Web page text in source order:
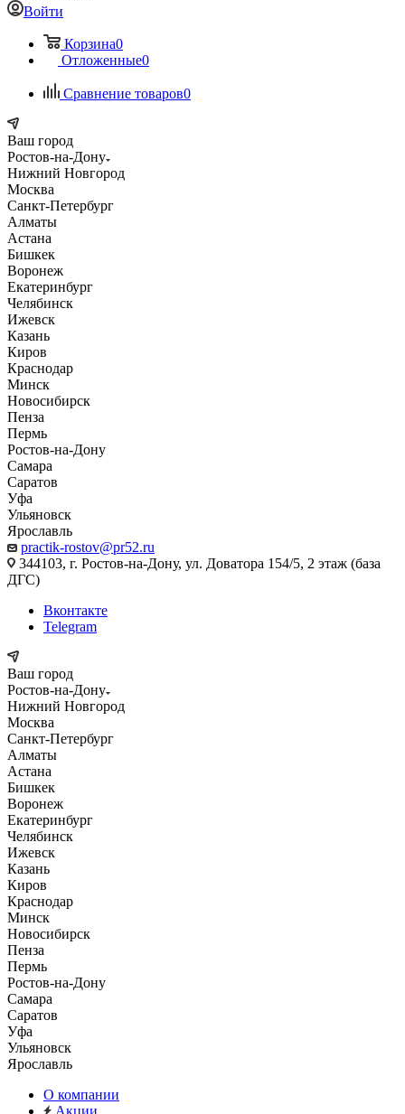
Войти
Корзина0
Отложенные0
Сравнение товаров0
Ваш город
Ростов-на-Дону
Нижний Новгород
Москва
Санкт-Петербург
Алматы
Астана
Бишкек
Воронеж
Екатеринбург
Челябинск
Ижевск
Казань
Киров
Краснодар
Минск
Новосибирск
Пенза
Пермь
Ростов-на-Дону
Самара
Саратов
Уфа
Ульяновск
Ярославль
practik-rostov@pr52.ru
344103, г. Ростов-на-Дону, ул. Доватора 154/5, 2 этаж (база
ДГС)
Вконтакте
Telegram
Ваш город
Ростов-на-Дону
Нижний Новгород
Москва
Санкт-Петербург
Алматы
Астана
Бишкек
Воронеж
Екатеринбург
Челябинск
Ижевск
Казань
Киров
Краснодар
Минск
Новосибирск
Пенза
Пермь
Ростов-на-Дону
Самара
Саратов
Уфа
Ульяновск
Ярославль
О компании
Акции